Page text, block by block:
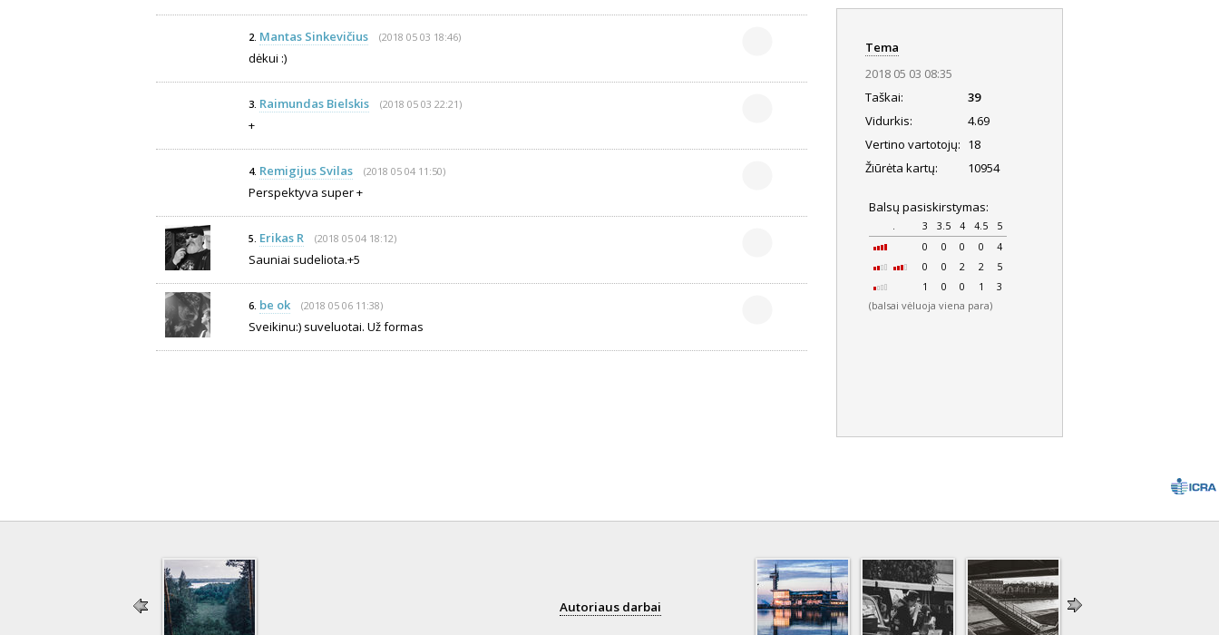
2. Mantas Sinkevičius (2018 05 03 18:46)
dėkui :)
3. Raimundas Bielskis (2018 05 03 22:21)
+
4. Remigijus Svilas (2018 05 04 11:50)
Perspektyva super +
5. Erikas R (2018 05 04 18:12)
Sauniai sudeliota.+5
6. be ok (2018 05 06 11:38)
Sveikinu:) suveluotai. Už formas
Tema
2018 05 03 08:35
Taškai:
39
Vidurkis:
4.69
Vertino vartotojų: 18
Žiūrėta kartų:
10954
Balsų pasiskirstymas:
. 3 3.5 4 4.5
5
0
0 0 0
4
0
0 2 2
5
1
0 0 1 3
(balsai vėluoja viena para)
Autoriaus darbai